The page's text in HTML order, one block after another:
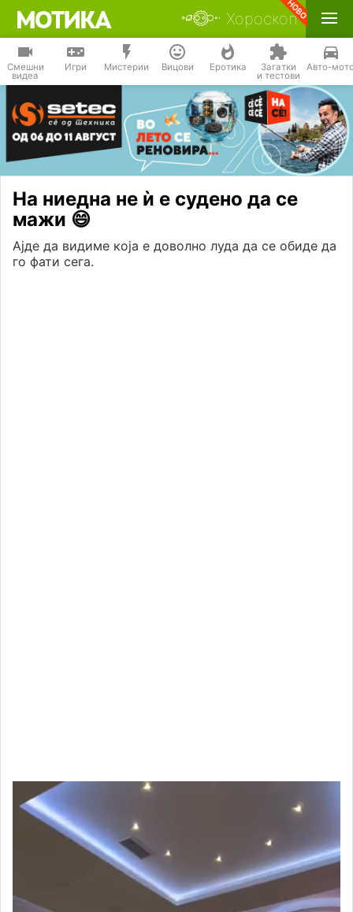
Хороскоп
Смешни
видеа
Игри Мистерии Вицови Еротика Загатки
и тестови
Авто-
На ниедна не ѝ е судено да се
мажи 😄
Ајде да видиме која е доволно луда да се обиде да
го фати сега.